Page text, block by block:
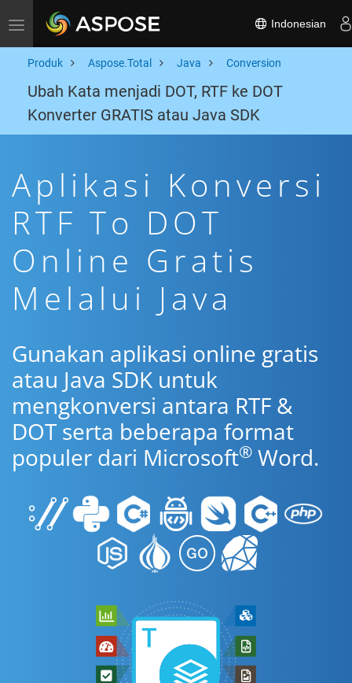
Toggle navigation Indonesian
Produk Aspose.Total Java Conversion
Ubah Kata menjadi DOT, RTF ke DOT
Konverter GRATIS atau Java SDK
Aplikasi Konversi
RTF To DOT
Online Gratis
Melalui Java
Gunakan aplikasi online gratis
atau Java SDK untuk
mengkonversi antara RTF &
DOT serta beberapa format
populer dari Microsoft® Word.